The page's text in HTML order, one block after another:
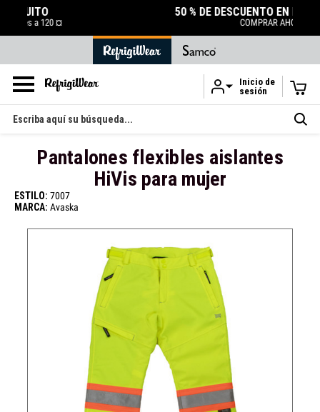
Ir al contenido principal
50 % DE DESCUENTO EN LA LIQUIDACIÓN
Inicio de
sesión
Buscar
en
Pantalones flexibles aislantes
HiVis para mujer
ESTILO: 7007
MARCA: Avaska